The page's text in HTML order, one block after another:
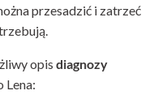
przesadzić i zatrzeć
opis diagnozy
Lena: